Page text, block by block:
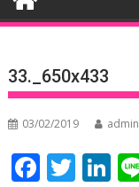
33._650x433
03/02/2019 admin
F T Li